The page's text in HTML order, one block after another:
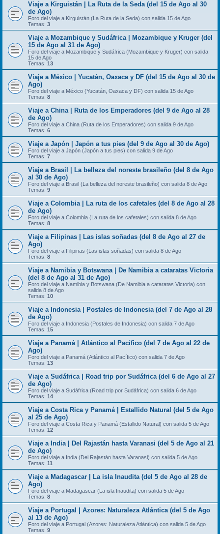
Viaje a Kirguistán | La Ruta de la Seda (del 15 de Ago al 30
de Ago)
Foro del viaje a Kirguistán (La Ruta de la Seda) con salida 15 de Ago
Temas: 3
Viaje a Mozambique y Sudáfrica | Mozambique y Kruger (del
15 de Ago al 31 de Ago)
Foro del viaje a Mozambique y Sudáfrica (Mozambique y Kruger) con salida
15 de Ago
Temas: 13
Viaje a México | Yucatán, Oaxaca y DF (del 15 de Ago al 30 de
Ago)
Foro del viaje a México (Yucatán, Oaxaca y DF) con salida 15 de Ago
Temas: 8
Viaje a China | Ruta de los Emperadores (del 9 de Ago al 28
de Ago)
Foro del viaje a China (Ruta de los Emperadores) con salida 9 de Ago
Temas: 6
Viaje a Japón | Japón a tus pies (del 9 de Ago al 30 de Ago)
Foro del viaje a Japón (Japón a tus pies) con salida 9 de Ago
Temas: 7
Viaje a Brasil | La belleza del noreste brasileño (del 8 de Ago
al 30 de Ago)
Foro del viaje a Brasil (La belleza del noreste brasileño) con salida 8 de Ago
Temas: 9
Viaje a Colombia | La ruta de los cafetales (del 8 de Ago al 28
de Ago)
Foro del viaje a Colombia (La ruta de los cafetales) con salida 8 de Ago
Temas: 8
Viaje a Filipinas | Las islas soñadas (del 8 de Ago al 27 de
Ago)
Foro del viaje a Filipinas (Las islas soñadas) con salida 8 de Ago
Temas: 8
Viaje a Namibia y Botswana | De Namibia a cataratas Victoria
(del 8 de Ago al 31 de Ago)
Foro del viaje a Namibia y Botswana (De Namibia a cataratas Victoria) con
salida 8 de Ago
Temas: 10
Viaje a Indonesia | Postales de Indonesia (del 7 de Ago al 28
de Ago)
Foro del viaje a Indonesia (Postales de Indonesia) con salida 7 de Ago
Temas: 15
Viaje a Panamá | Atlántico al Pacífico (del 7 de Ago al 22 de
Ago)
Foro del viaje a Panamá (Atlántico al Pacífico) con salida 7 de Ago
Temas: 13
Viaje a Sudáfrica | Road trip por Sudáfrica (del 6 de Ago al 27
de Ago)
Foro del viaje a Sudáfrica (Road trip por Sudáfrica) con salida 6 de Ago
Temas: 14
Viaje a Costa Rica y Panamá | Estallido Natural (del 5 de Ago
al 25 de Ago)
Foro del viaje a Costa Rica y Panamá (Estallido Natural) con salida 5 de Ago
Temas: 12
Viaje a India | Del Rajastán hasta Varanasi (del 5 de Ago al 21
de Ago)
Foro del viaje a India (Del Rajastán hasta Varanasi) con salida 5 de Ago
Temas: 11
Viaje a Madagascar | La isla Inaudita (del 5 de Ago al 28 de
Ago)
Foro del viaje a Madagascar (La isla Inaudita) con salida 5 de Ago
Temas: 8
Viaje a Portugal | Azores: Naturaleza Atlántica (del 5 de Ago
al 13 de Ago)
Foro del viaje a Portugal (Azores: Naturaleza Atlántica) con salida 5 de Ago
Temas: 9